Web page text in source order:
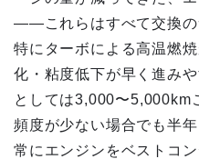
——これらはすべて交換の
特にターボによる高温燃
化・粘度低下が早く進み
としては3,000〜5,000km
頻度が少ない場合でも半
常にエンジンをベストコ